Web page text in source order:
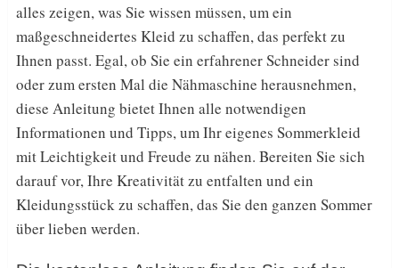
alles zeigen, was Sie wissen müssen, um ein
maßgeschneidertes Kleid zu schaffen, das perfekt zu
Ihnen passt. Egal, ob Sie ein erfahrener Schneider sind
oder zum ersten Mal die Nähmaschine herausnehmen,
diese Anleitung bietet Ihnen alle notwendigen
Informationen und Tipps, um Ihr eigenes Sommerkleid
mit Leichtigkeit und Freude zu nähen. Bereiten Sie sich
darauf vor, Ihre Kreativität zu entfalten und ein
Kleidungsstück zu schaffen, das Sie den ganzen Sommer
über lieben werden.